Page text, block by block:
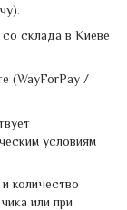
склада в Киеве
(WayForPay /
условиям
количество
или при